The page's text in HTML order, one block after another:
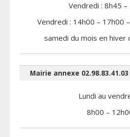
Vendredi : 8h45 –
Vendredi : 14h00 – 17h00
samedi du mois en hiver
Mairie annexe
Lundi au
8h00 –